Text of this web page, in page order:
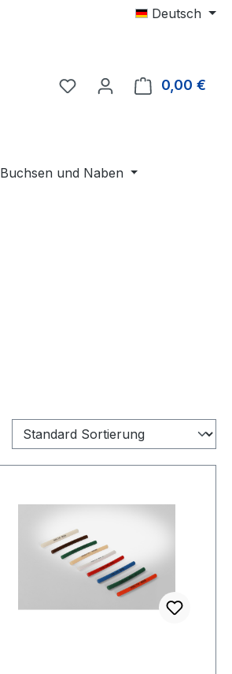
Deutsch
0,00 €
Buchsen und Naben